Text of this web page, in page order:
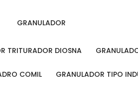
GRANULADOR
TRITURADOR DIOSNA
COMIL GRANULADOR TIPO